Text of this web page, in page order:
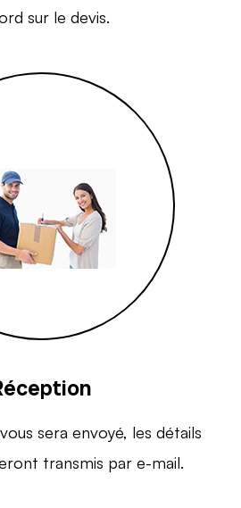
sur le devis.
sera envoyé, les détails
transmis par e-mail.